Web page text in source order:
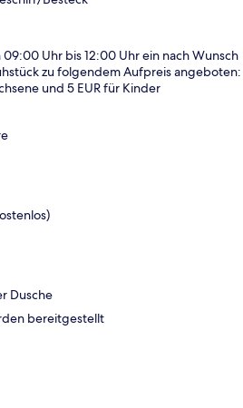
Uhr bis 12:00 Uhr ein nach Wunsch
zu folgendem Aufpreis angeboten:
und 5 EUR für Kinder
Dusche
bereitgestellt